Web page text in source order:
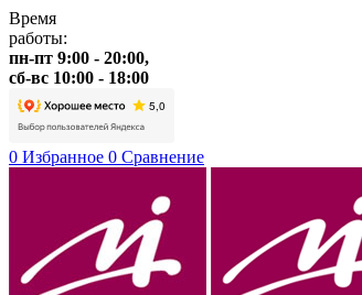
Время
работы:
пн-пт 9:00 - 20:00,
сб-вс 10:00 - 18:00
0 Избранное 0 Сравнение